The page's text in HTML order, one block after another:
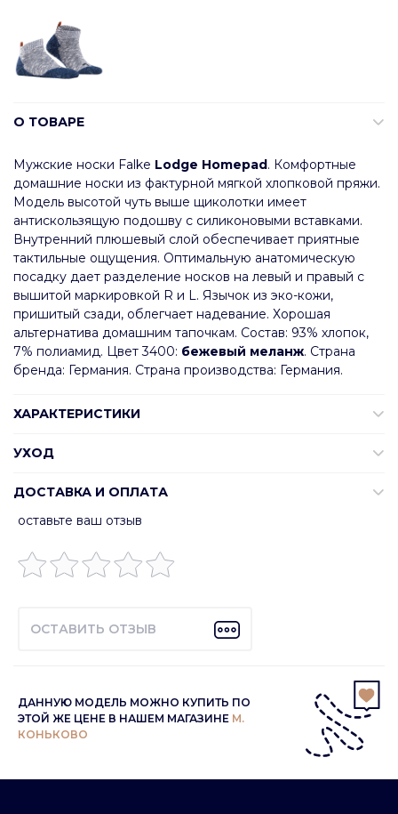
О ТОВАРЕ
Мужские носки Falke Lodge Homepad . Комфортные
домашние носки из фактурной мягкой хлопковой пряжи.
Модель высотой чуть выше щиколотки имеет
антискользящую подошву с силиконовыми вставками.
Внутренний плюшевый слой обеспечивает приятные
тактильные ощущения. Оптимальную анатомическую
посадку дает разделение носков на левый и правый с
вышитой маркировкой R и L. Язычок из эко-кожи,
пришитый сзади, облегчает надевание. Хорошая
альтернатива домашним тапочкам. Состав: 93% хлопок,
7% полиамид. Цвет 3400: бежевый меланж. Страна
бренда: Германия. Страна производства: Германия.
ХАРАКТЕРИСТИКИ
УХОД
ДОСТАВКА И ОПЛАТА
оставьте ваш отзыв
ОСТАВИТЬ ОТЗЫВ
ДАННУЮ МОДЕЛЬ МОЖНО КУПИТЬ ПО
ЭТОЙ ЖЕ ЦЕНЕ В НАШЕМ МАГАЗИНЕ М.
КОНЬКОВО